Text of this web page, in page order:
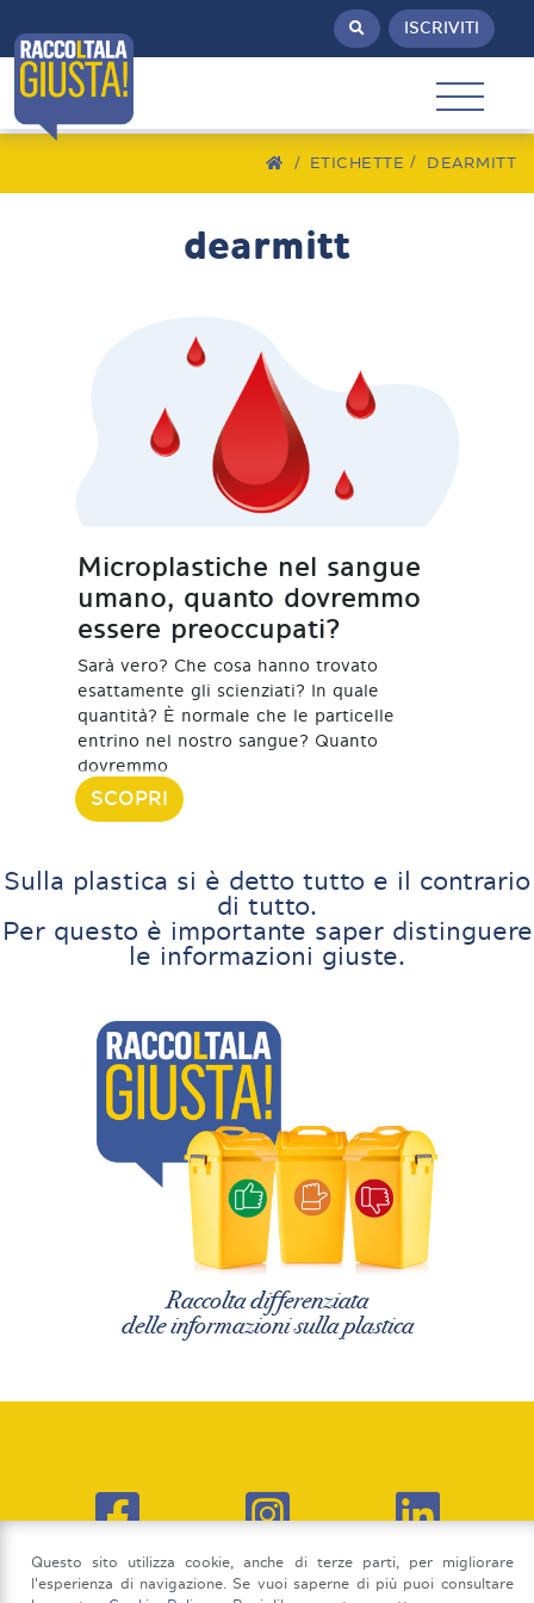
ISCRIVITI
/ ETICHETTE DEARMITT
dearmitt
Microplastiche nel sangue
umano, quanto dovremmo
essere preoccupati?
Sarà vero? Che cosa hanno trovato
esattamente gli scienziati? In quale
quantità? È normale che le particelle
entrino nel nostro sangue? Quanto
dovremmo
19 Aprile 2022
SCOPRI
Sulla plastica si è detto tutto e il contrario
di tutto.
Per questo è importante saper distinguere
le informazioni giuste.
Raccolta differenziata
delle informazioni sulla plastica
Questo sito utilizza cookie, anche di terze parti, per migliorare
l'esperienza di navigazione. Se vuoi saperne di più puoi consultare